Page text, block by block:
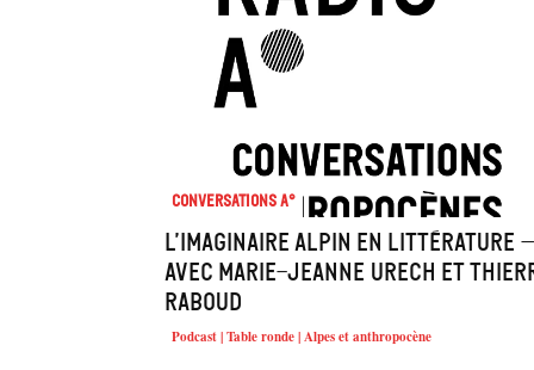
Conversations A°
L’imaginaire alpin en littérature –
avec Marie-Jeanne Urech et
Raboud
Podcast | Table ronde | Alpes et anthropocène